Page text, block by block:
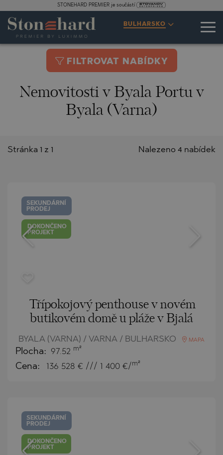
STONEHARD PREMIER je součástí
BULHARSKO
FILTROVAT NABÍDKY
Nemovitosti v Byala Portu v
Byala (Varna)
Nalezeno 4 nabídek
Stránka 1 z 1
SEKUNDÁRNÍ
PRODEJ
DOKONČENO
PROJEKT
Třípokojový penthouse v novém
butikovém domě u pláže v Bjalá
BYALA (VARNA) / VARNA / BULHARSKO MAPA
Plocha: 97.52 m²
Cena: 136 528 € /// 1 400 €/ m²
SEKUNDÁRNÍ
PRODEJ
DOKONČENO
PROJEKT